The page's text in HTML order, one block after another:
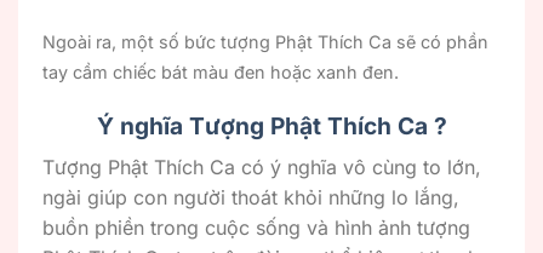
Ngoài ra, một số bức tượng Phật Thích Ca sẽ có phần
tay cầm chiếc bát màu đen hoặc xanh đen.
Ý nghĩa Tượng Phật Thích Ca ?
Tượng Phật Thích Ca có ý nghĩa vô cùng to lớn,
ngài giúp con người thoát khỏi những lo lắng,
buồn phiền trong cuộc sống và hình ảnh tượng